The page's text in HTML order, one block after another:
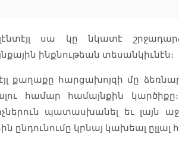
սա կը նկատէ
ինքնութեան տեսանկիւնէն։
քաղաքը հարցախոյզի մը
համար համայնքին կարծիքը։
պատասխանել եւ լայն
ընդունումը կրնայ կախեալ ըլլալ